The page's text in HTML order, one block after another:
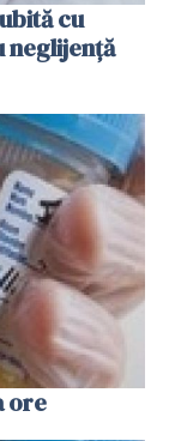
cu
neglijenţă
ore